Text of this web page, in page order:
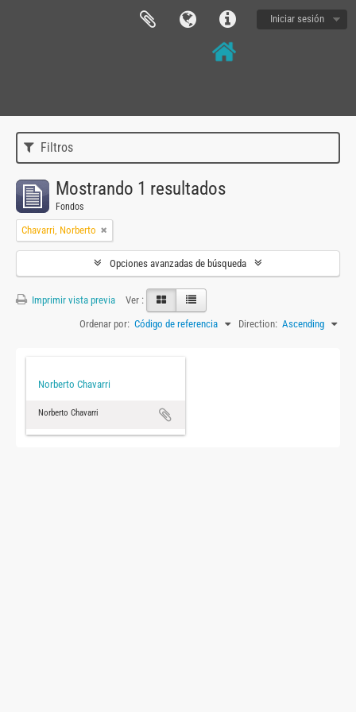
Iniciar sesión
Filtros
Mostrando 1 resultados
Fondos
Chavarri, Norberto
Opciones avanzadas de búsqueda
Imprimir vista previa
Ver :
Ordenar por: Código de referencia Direction: Ascending
Norberto Chavarri
Norberto Chavarri